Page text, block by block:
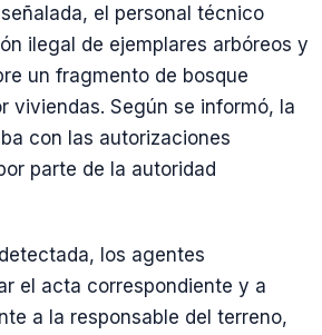
el personal técnico
ilegal de ejemplares arbóreos y
un fragmento de bosque
viviendas. Según se informó, la
con las autorizaciones
parte de la autoridad
los agentes
el acta correspondiente y a
a la responsable del terreno,